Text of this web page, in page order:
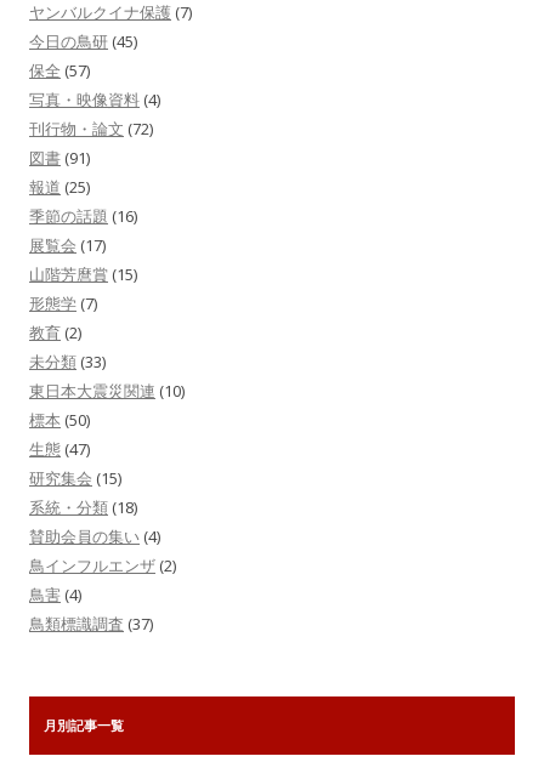
ヤンバルクイナ保護 (7)
今日の鳥研 (45)
保全 (57)
写真・映像資料 (4)
刊行物・論文 (72)
図書 (91)
報道 (25)
季節の話題 (16)
展覧会 (17)
山階芳麿賞 (15)
形態学 (7)
教育 (2)
未分類 (33)
東日本大震災関連 (10)
標本 (50)
生態 (47)
研究集会 (15)
系統・分類 (18)
賛助会員の集い (4)
鳥インフルエンザ (2)
鳥害 (4)
鳥類標識調査 (37)
月別記事一覧